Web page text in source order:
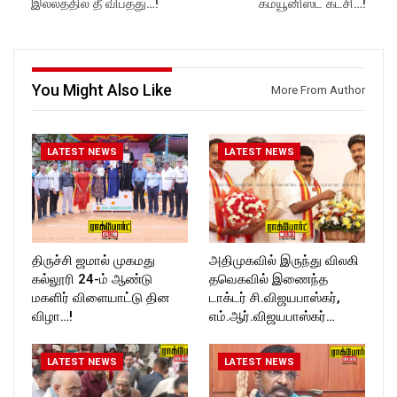
https://www.youtube.com/@r
https://www.facebook.com/R
ockforttimes
Follow us on:
https://www.instagram.com/ro
Follow us on:
https://twitter.com/ROCKFOR
T_TIMESC
ckforttimes/
https://twitter.com/ROCKFOR
T_TIMES
இல்லத்தில் தீ விபத்து…!
கம்யூனிஸ்ட் கட்சி…!
You Might Also Like More From Author
LATEST NEWS
திருச்சி ஜமால் முகமது
கல்லூரி 24-ம் ஆண்டு
மகளிர் விளையாட்டு தின
விழா…!
LATEST NEWS
அதிமுகவில் இருந்து விலகி
தவெகவில் இணைந்த
டாக்டர் சி.விஜயபாஸ்கர்,
எம்.ஆர்.விஜயபாஸ்கர்…
LATEST NEWS LATEST NEWS